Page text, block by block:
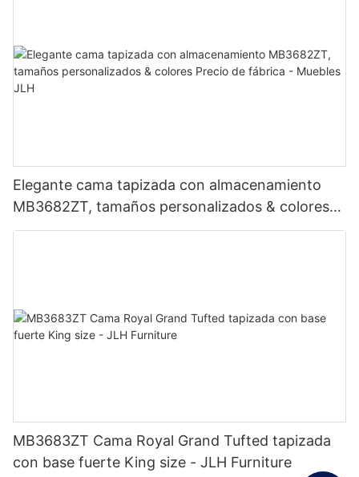
Elegante cama tapizada con almacenamiento
MB3682ZT, tamaños personalizados & colores
Precio de fábrica - Muebles JLH
MB3683ZT Cama Royal Grand Tufted tapizada
con base fuerte King size - JLH Furniture